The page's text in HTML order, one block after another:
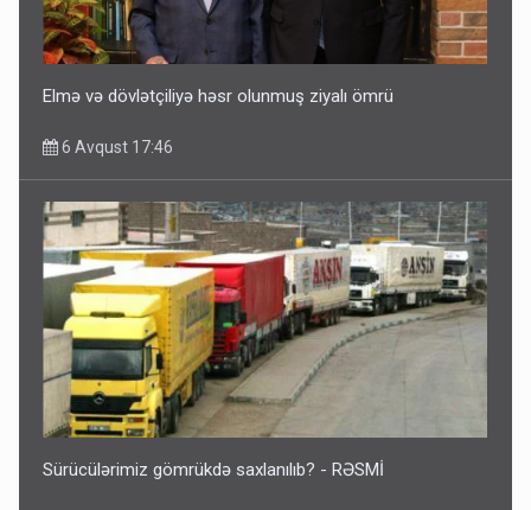
Elmə və dövlətçiliyə həsr olunmuş ziyalı ömrü
6 Avqust 17:46
Sürücülərimiz gömrükdə saxlanılıb? - RƏSMİ